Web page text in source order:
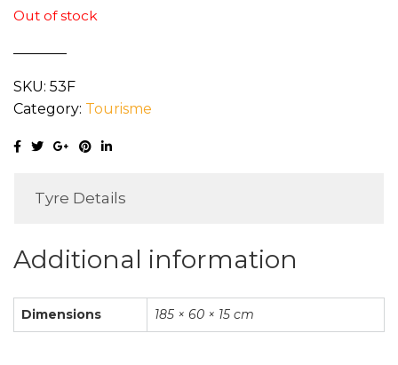
Out of stock
SKU: 53F
Category: Tourisme
Tyre Details
Additional information
Dimensions 185 × 60 × 15 cm